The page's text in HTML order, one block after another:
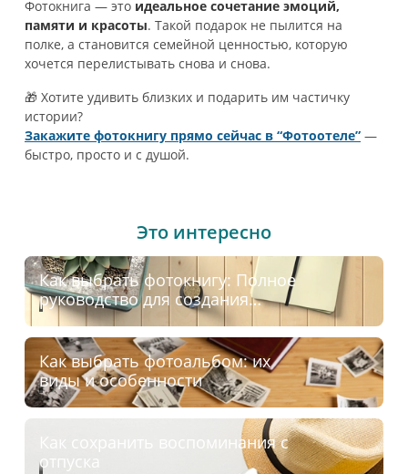
Фотокнига — это идеальное сочетание эмоций,
памяти и красоты. Такой подарок не пылится на
полке, а становится семейной ценностью, которую
хочется перелистывать снова и снова.
🎁 Хотите удивить близких и подарить им частичку
истории?
Закажите фотокнигу прямо сейчас в “Фотоотеле” —
быстро, просто и с душой.
Это интересно
Как выбрать фотокнигу: Полное
руководство для создания
идеального фотоальбома
Как выбрать фотоальбом: их
виды и особенности
Как сохранить воспоминания с
отпуска